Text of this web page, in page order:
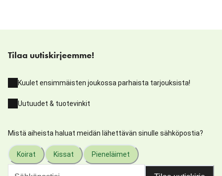
Tilaa uutiskirjeemme!
Kuulet ensimmäisten joukossa parhaista tarjouksista!
Uutuudet & tuotevinkit
Mistä aiheista haluat meidän lähettävän sinulle sähköpostia?
Koirat Kissat Pieneläimet